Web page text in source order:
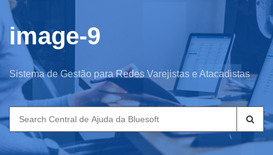
image-9
Sistema de Gestão para Redes Varejistas e Atacadistas
Search
for: